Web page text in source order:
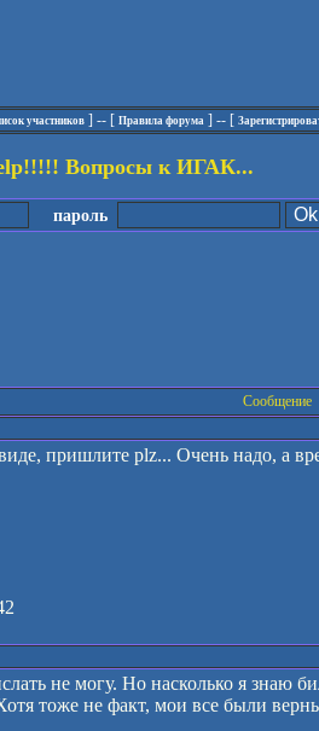
участников ] -- [ Правила форума ] -- [
­Вопросы к ­ИГАК...­
пароль
Сообщение
пришлите plz... Очень надо, а
не могу. Но насколько я знаю
тоже не факт, мои все были